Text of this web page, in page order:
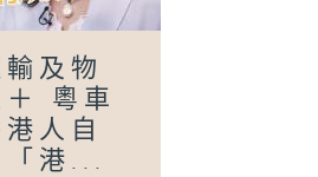
及物
粵車
人自
「港...